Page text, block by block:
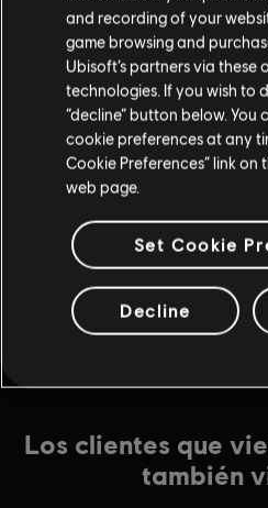
Assassin's Creed
Expansion I: The
Assassin's Creed
Roman Centurion
Los clientes que
también
and recording of your
game browsing and
Ubisoft’s partners via these
technologies. If you wish to
“decline” button below. You
cookie preferences at any
Cookie Preferences” link
web page.
Set Cookie
Decline